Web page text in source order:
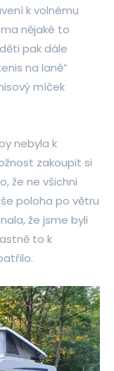
k volnému
nějaké to
pak dále
na laně”
míček
nebyla k
zakoupit si
že ne všichni
poloha po větru
že jsme byli
to k